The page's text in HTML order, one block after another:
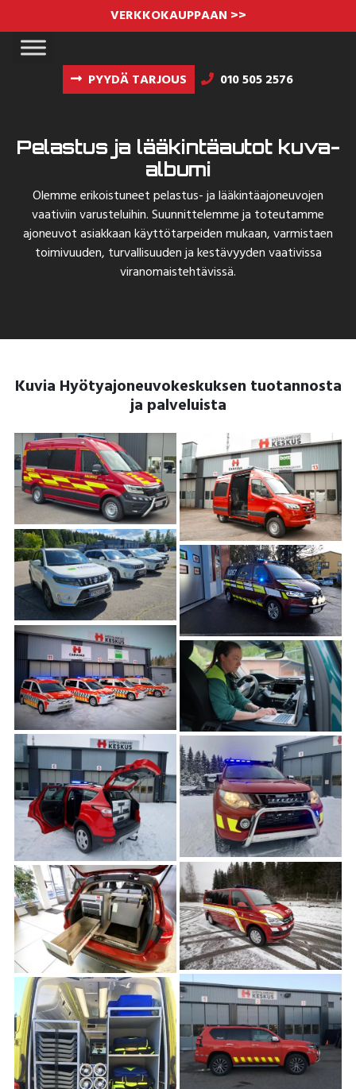
VERKKOKAUPPAAN >>
PYYDÄ TARJOUS 010 505 2576
Pelastus ja lääkintäautot kuva-
albumi
Olemme erikoistuneet pelastus- ja lääkintäajoneuvojen
vaativiin varusteluihin. Suunnittelemme ja toteutamme
ajoneuvot asiakkaan käyttötarpeiden mukaan, varmistaen
toimivuuden, turvallisuuden ja kestävyyden vaativissa
viranomaistehtävissä.
Kuvia Hyötyajoneuvokeskuksen tuotannosta
ja palveluista